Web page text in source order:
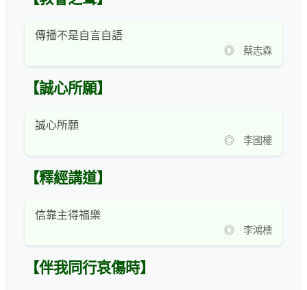
傳播不是自言自語
◎ 蔡志森
【誠心所願】
誠心所願
◎ 李國權
【釋經講道】
信靠主得福樂
◎ 李鴻標
【伴我同行哀傷時】